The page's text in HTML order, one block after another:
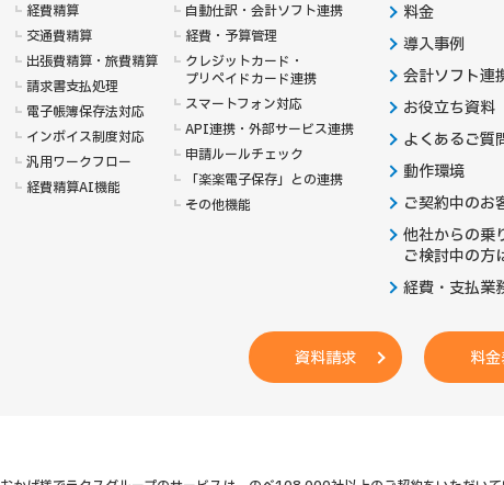
経費精算
交通費精算
出張費精算・旅費精算
請求書支払処理
電子帳簿保存法対応
インボイス制度対応
汎用ワークフロー
経費精算AI機能
自動仕訳・会計ソフト連携
経費・予算管理
クレジットカード・
プリペイドカード連携
スマートフォン対応
API連携・外部サービス連携
申請ルールチェック
「楽楽電子保存」との連携
その他機能
料金
導入事例
会計ソフト連
お役立ち資料
よくあるご質
動作環境
ご契約中のお
他社からの乗
ご検討中の方
経費・支払業
資料請求 料